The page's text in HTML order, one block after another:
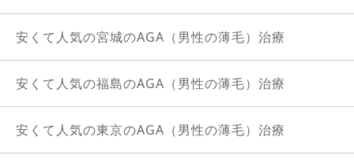
安くて人気の宮城のAGA（男性の薄毛）治療
安くて人気の福島のAGA（男性の薄毛）治療
安くて人気の東京のAGA（男性の薄毛）治療